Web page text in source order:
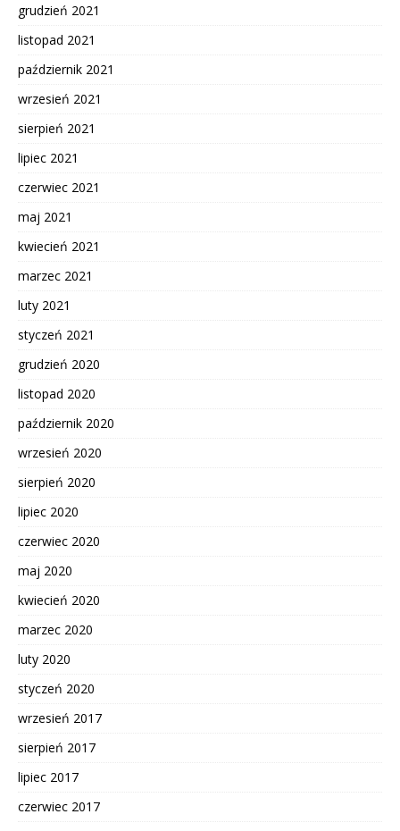
grudzień 2021
listopad 2021
październik 2021
wrzesień 2021
sierpień 2021
lipiec 2021
czerwiec 2021
maj 2021
kwiecień 2021
marzec 2021
luty 2021
styczeń 2021
grudzień 2020
listopad 2020
październik 2020
wrzesień 2020
sierpień 2020
lipiec 2020
czerwiec 2020
maj 2020
kwiecień 2020
marzec 2020
luty 2020
styczeń 2020
wrzesień 2017
sierpień 2017
lipiec 2017
czerwiec 2017